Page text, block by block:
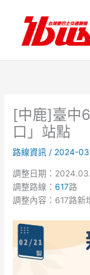
內
[中鹿]臺中
口」站點
路線資訊 / 2024-
調整日期：
調整路線：617路
調整內容：617路新